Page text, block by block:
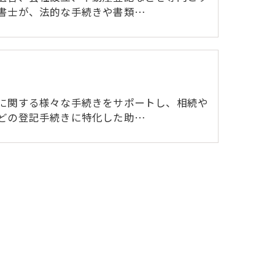
士が、法的な手続きや書類…
関する様々な手続きをサポートし、相続や
の登記手続きに特化した助…